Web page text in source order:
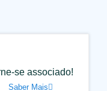
se associado!
Saber Mais